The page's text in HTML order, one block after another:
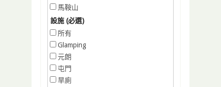
馬鞍山
設施 (必選)
所有
Glamping
元朗
屯門
旱廁